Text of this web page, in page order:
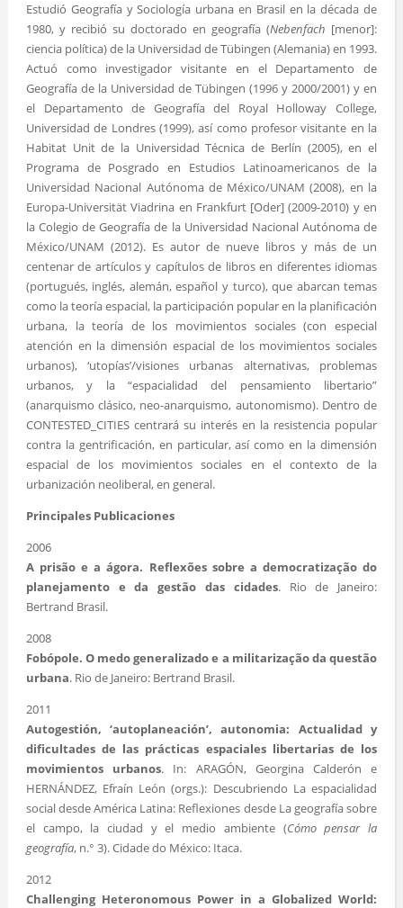
Estudió Geografía y Sociología urbana en Brasil en la década de
1980, y recibió su doctorado en geografía (Nebenfach [menor]:
ciencia política) de la Universidad de Tübingen (Alemania) en 1993.
Actuó como investigador visitante en el Departamento de
Geografía de la Universidad de Tübingen (1996 y 2000/2001) y en
el Departamento de Geografía del Royal Holloway College,
Universidad de Londres (1999), así como profesor visitante en la
Habitat Unit de la Universidad Técnica de Berlín (2005), en el
Programa de Posgrado en Estudios Latinoamericanos de la
Universidad Nacional Autónoma de México/UNAM (2008), en la
Europa-Universität Viadrina en Frankfurt [Oder] (2009-2010) y en
la Colegio de Geografía de la Universidad Nacional Autónoma de
México/UNAM (2012). Es autor de nueve libros y más de un
centenar de artículos y capítulos de libros en diferentes idiomas
(portugués, inglés, alemán, español y turco), que abarcan temas
como la teoría espacial, la participación popular en la planificación
urbana, la teoría de los movimientos sociales (con especial
atención en la dimensión espacial de los movimientos sociales
urbanos), ‘utopías’/visiones urbanas alternativas, problemas
urbanos, y la “espacialidad del pensamiento libertario”
(anarquismo clásico, neo-anarquismo, autonomismo). Dentro de
CONTESTED_CITIES centrará su interés en la resistencia popular
contra la gentrificación, en particular, así como en la dimensión
espacial de los movimientos sociales en el contexto de la
urbanización neoliberal, en general.
Principales Publicaciones
2006
A prisão e a ágora. Reflexões sobre a democratização do
planejamento e da gestão das cidades. Rio de Janeiro:
Bertrand Brasil.
2008
Fobópole. O medo generalizado e a militarização da questão
urbana. Rio de Janeiro: Bertrand Brasil.
2011
Autogestión, ‘autoplaneación’, autonomia: Actualidad y
dificultades de las prácticas espaciales libertarias de los
movimientos urbanos. In: ARAGÓN, Georgina Calderón e
HERNÁNDEZ, Efraín León (orgs.): Descubriendo La espacialidad
social desde América Latina: Reflexiones desde La geografía sobre
el campo, la ciudad y el medio ambiente (Cómo pensar la
geografía, n.° 3). Cidade do México: Itaca.
2012
Challenging Heteronomous Power in a Globalized World: